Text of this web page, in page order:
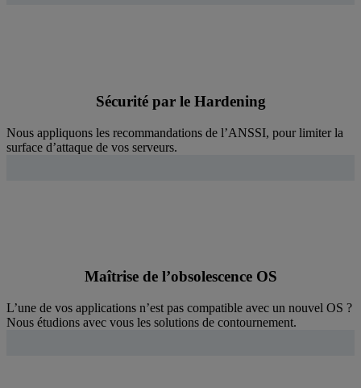
Sécurité par le Hardening
Nous appliquons les recommandations de l’ANSSI, pour limiter la
surface d’attaque de vos serveurs.
Maîtrise de l’obsolescence OS
L’une de vos applications n’est pas compatible avec un nouvel OS ?
Nous étudions avec vous les solutions de contournement.